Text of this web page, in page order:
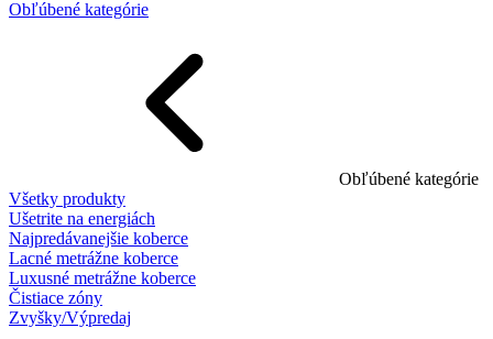
Obľúbené kategórie
Obľúbené kategórie
Všetky produkty
Ušetrite na energiách
Najpredávanejšie koberce
Lacné metrážne koberce
Luxusné metrážne koberce
Čistiace zóny
Zvyšky/Výpredaj